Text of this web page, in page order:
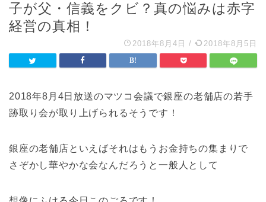
子が父・信義をクビ？真の悩みは赤字
経営の真相！
2018年8月4日 / 2018年8月5日
2018年8月4日放送のマツコ会議で銀座の老舗店の若手
跡取り会が取り上げられるそうです！
銀座の老舗店といえばそれはもうお金持ちの集まりで
さぞかし華やかな会なんだろうと一般人として